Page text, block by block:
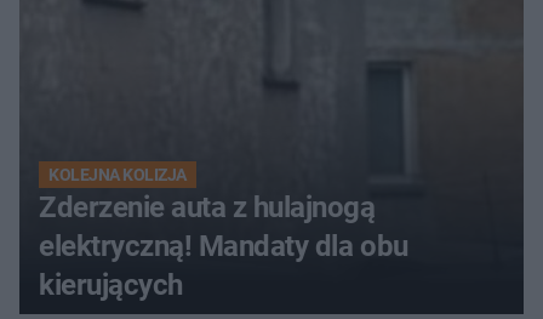
KOLEJNA KOLIZJA
Zderzenie auta z hulajnogą
elektryczną! Mandaty dla obu
kierujących